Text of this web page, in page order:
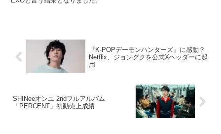
『K-POPデーモンハンターズ』に感動？
Netflix、ジョングクを公式Xヘッダーに起
用
SHINeeオンユ 2ndフルアルバム
「PERCENT」初動売上成績